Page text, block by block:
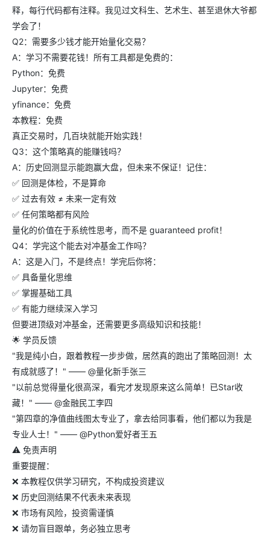
释，每行代码都有注释。我见过文科生、艺术生、甚至退休大爷都
学会了！
Q2：需要多少钱才能开始量化交易？
A：学习不需要花钱！所有工具都是免费的：
Python：免费
Jupyter：免费
yfinance：免费
本教程：免费
真正交易时，几百块就能开始实践！
Q3：这个策略真的能赚钱吗？
A：历史回测显示能跑赢大盘，但未来不保证！记住：
✅ 回测是体检，不是算命
✅ 过去有效 ≠ 未来一定有效
✅ 任何策略都有风险
量化的价值在于系统性思考，而不是 guaranteed profit！
Q4：学完这个能去对冲基金工作吗？
A：这是入门，不是终点！学完后你将：
✅ 具备量化思维
✅ 掌握基础工具
✅ 有能力继续深入学习
但要进顶级对冲基金，还需要更多高级知识和技能！
🌟 学员反馈
"我是纯小白，跟着教程一步步做，居然真的跑出了策略回测！太
有成就感了！" —— @量化新手张三
"以前总觉得量化很高深，看完才发现原来这么简单！已Star收
藏！" —— @金融民工李四
"第四章的净值曲线图太专业了，拿去给同事看，他们都以为我是
专业人士！" —— @Python爱好者王五
⚠️ 免责声明
重要提醒：
❌ 本教程仅供学习研究，不构成投资建议
❌ 历史回测结果不代表未来表现
❌ 市场有风险，投资需谨慎
❌ 请勿盲目跟单，务必独立思考